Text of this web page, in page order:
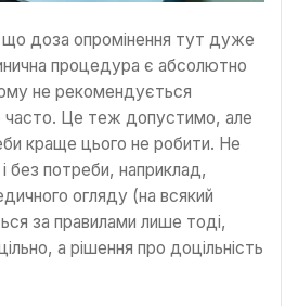
доза опромінення тут дуже
процедура є абсолютно
не рекомендується
часто. Це теж допустимо, але
краще цього не робити. Не
без потреби, наприклад,
огляду (на всякий
за правилами лише тоді,
а рішення про доцільність